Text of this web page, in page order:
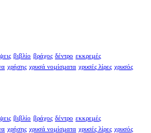
βιβλίο βράχος δέντρο εκκρεμές
χρήσης χρυσά νομίσματα χρυσές λίρες χρυσός
βιβλίο βράχος δέντρο εκκρεμές
χρήσης χρυσά νομίσματα χρυσές λίρες χρυσός